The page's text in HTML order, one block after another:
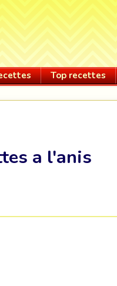
Top recettes
a l'anis